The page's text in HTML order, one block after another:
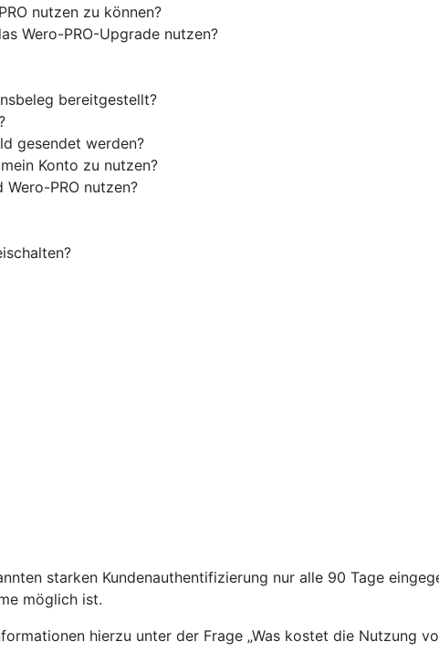
nutzen zu können?
Wero-PRO-Upgrade nutzen?
bereitgestellt?
gesendet werden?
Konto zu nutzen?
PRO nutzen?
starken Kundenauthentifizierung nur alle 90 Tage
möglich ist.
hierzu unter der Frage „Was kostet die Nutzung